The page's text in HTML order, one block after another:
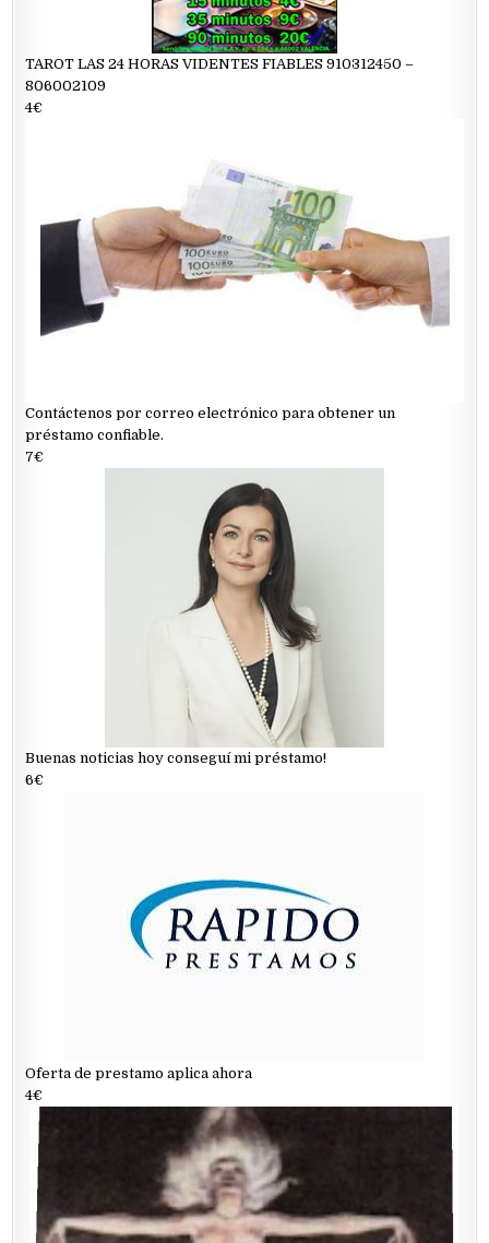
TAROT LAS 24 HORAS VIDENTES FIABLES 910312450 –
806002109
4€
Contáctenos por correo electrónico para obtener un
préstamo confiable.
7€
Buenas noticias hoy conseguí mi préstamo!
6€
Oferta de prestamo aplica ahora
4€